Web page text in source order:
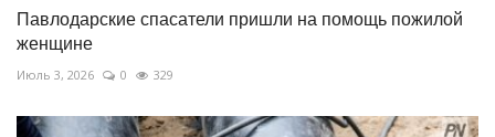
Павлодарские спасатели пришли на помощь пожилой
женщине
Июль 3, 2026 0 329